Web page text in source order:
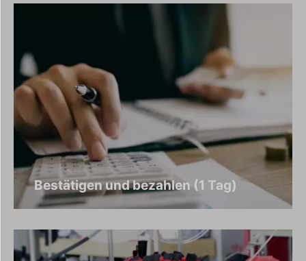
Bestätigen und bezahlen (1 Tag)